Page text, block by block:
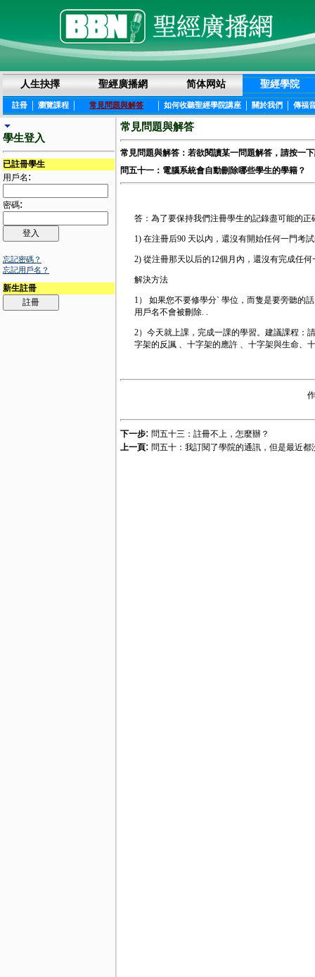
人生抉擇 聖經廣播網 简体网站 聖經學院
註冊 | 瀏覽課程 | 常見問題與解答 | 如何收聽聖經學院講座 | 關於我們 | 傳福
學生登入
已註冊學生
用戶名 :
密碼:
忘記密碼？
忘記用戶名？
新生註冊
常見問題與解答
常見問題與解答：若欲閱讀某一問題解答，請按一
問五十一：電腦系統會自動刪除哪些學生的學籍？
答：為了要保持我們注冊學生的記錄盡可能的
1) 在注冊后90 天以內，還沒有開始任何一門考
2) 從注冊那天以后的12個月內，還沒有完成任
解決方法
1） 如果您不要修學分` 學位，而隻是要旁聽的
用戶名不會被刪除. .
2）今天就上課，完成一課的學習。建議課程：
字架的反諷 、十字架的應許 、十字架與生命、
下一步: 問五十三：註冊不上，怎麼辦？
上一頁: 問五十：我訂閱了學院的通訊，但是最近都